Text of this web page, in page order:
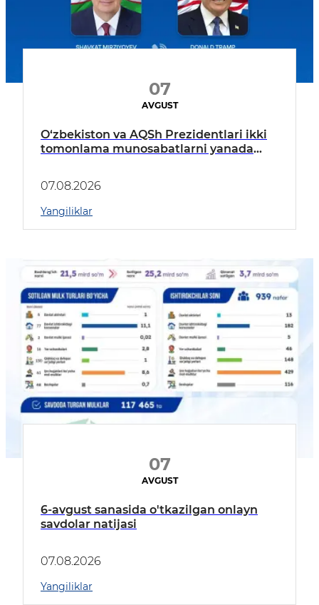
07
AVGUST
O‘zbekiston va AQSh Prezidentlari ikki
tomonlama munosabatlarni yanada
07.08.2026
Yangiliklar
07
AVGUST
6-avgust sanasida o'tkazilgan onlayn
savdolar natijasi
07.08.2026
Yangiliklar